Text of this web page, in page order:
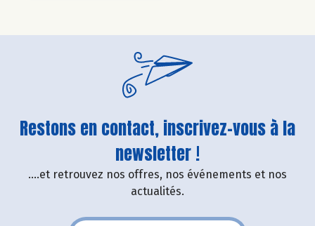
Restons en contact, inscrivez-vous à la
newsletter !
....et retrouvez nos offres, nos événements et nos
actualités.